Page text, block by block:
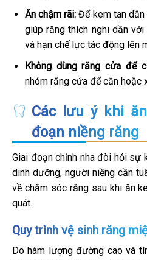
Ăn chậm rãi: Để kem tan dần
giúp răng thích nghi dần
và hạn chế lực tác động lên
Không dùng răng cửa để
nhóm răng cửa để cắn hoặc
Các lưu ý khi
đoạn niềng răng
Giai đoạn chỉnh nha đòi hỏi sự
dinh dưỡng, người niềng cần
về chăm sóc răng sau khi ăn
quát.
Quy trình vệ sinh răng
Do hàm lượng đường cao và